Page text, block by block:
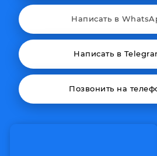
Написать в
Написать в
Позвонить на